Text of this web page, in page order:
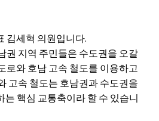
김세혁 의원입니다.
권 지역 주민들은 수도권을 오갈
로와 호남 고속 철도를 이용하고
고속 철도는 호남권과 수도권을
는 핵심 교통축이라 할 수 있습니